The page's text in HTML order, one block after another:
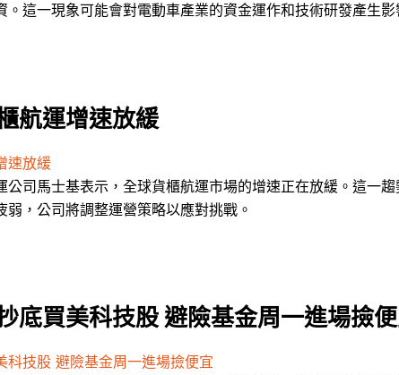
。這一現象可能會對電動車產業的資金運作和技術研發產生影
航運增速放緩
速放緩
公司馬士基表示，全球貨櫃航運市場的增速正在放緩。這一
弱，公司將調整運營策略以應對挑戰。
底買美科技股 避險基金周一進場撿
科技股 避險基金周一進場撿便宜